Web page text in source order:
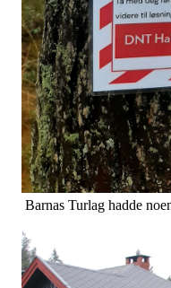
Barnas Turlag hadde